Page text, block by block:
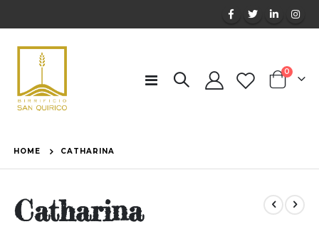
Toggle
Cart
0
HOME CATHARINA
Catharina